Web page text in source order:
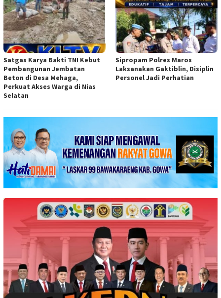
Satgas Karya Bakti TNI Kebut
Pembangunan Jembatan
Beton di Desa Mehaga,
Perkuat Akses Warga di Nias
Selatan
Sipropam Polres Maros
Laksanakan Gaktiblin, Disiplin
Personel Jadi Perhatian